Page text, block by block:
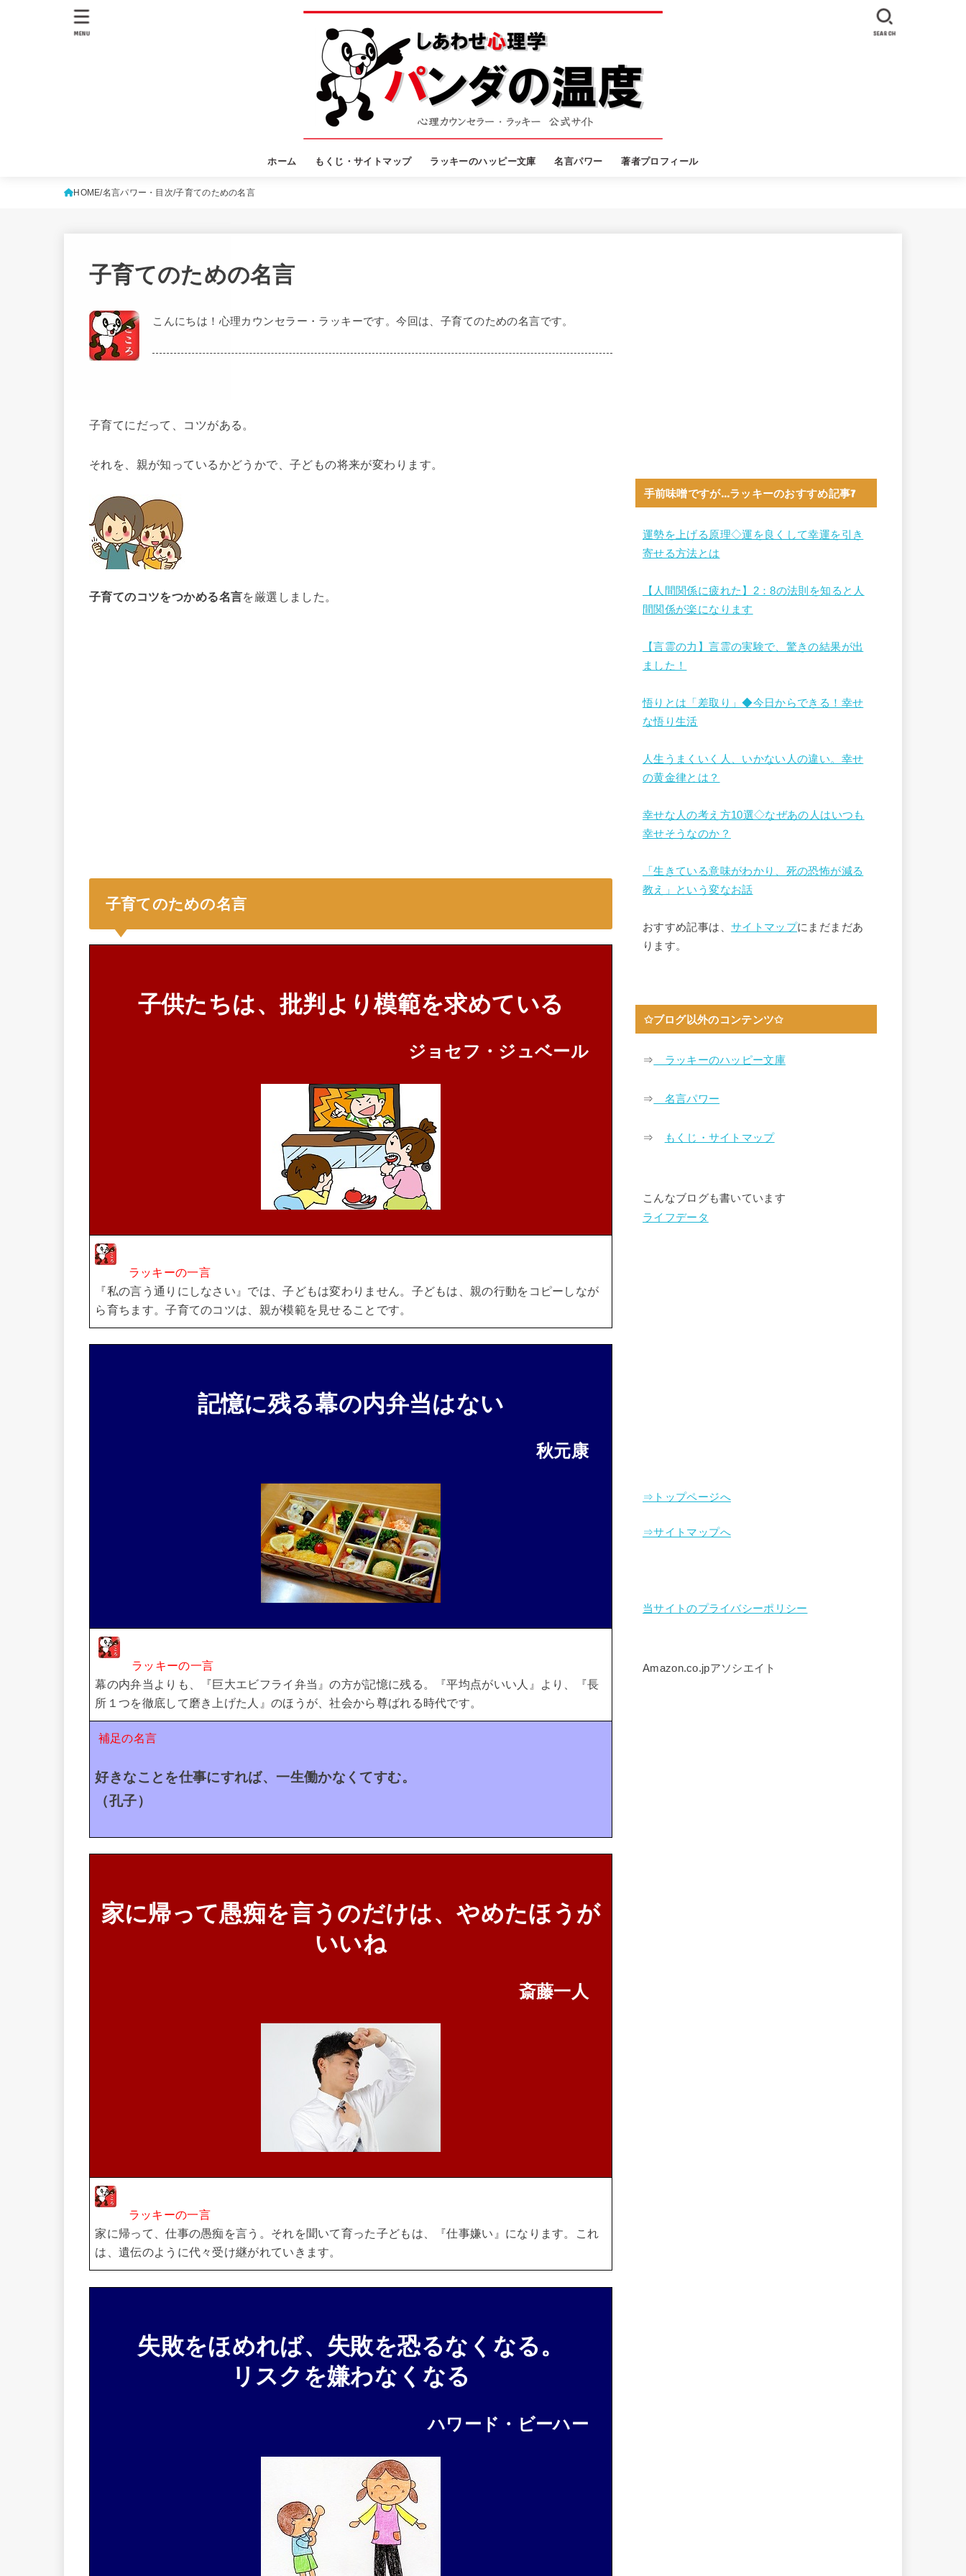
ホーム もくじ・サイトマップ ラッキーのハッピー文庫 名言パワー 著者プロフィール
SEARCH
MENU
HOME 名言パワー・目次 子育てのための名言
子育てのための名言
こんにちは！心理カウンセラー・ラッキーです。今回は、子育てのための名言です。
子育てにだって、コツがある。
それを、親が知っているかどうかで、子どもの将来が変わります。
子育てのコツをつかめる名言を厳選しました。
子育てのための名言
子供たちは、批判より模範を求めている
ジョセフ・ジュベール
ラッキーの一言
『私の言う通りにしなさい』では、子どもは変わりません。 子どもは、親の行動をコピーしなが
ら育ちます。子育てのコツは、親が模範を見せることです。
記憶に残る幕の内弁当はない
秋元康
ラッキーの一言
幕の内弁当よりも、『巨大エビフライ弁当』の方が記憶に残る。
『平均点がいい人』より、『長
所１つを徹底して磨き上げた人』のほうが、社会から尊ばれる時代です。
補足の名言
好きなことを仕事にすれば、一生働かなくてすむ。
（孔子）
家に帰って愚痴を言うのだけは、やめたほうが
いいね
斎藤一人
ラッキーの一言
家に帰って、仕事の愚痴を言う。 それを聞いて育った子どもは、『仕事嫌い』になります。
これ
は、遺伝のように代々受け継がれていきます。
失敗をほめれば、失敗を恐るなくなる。
リスクを嫌わなくなる
ハワード・ビーハー
手前味噌ですが…ラッキーのおすすめ記事7
運勢を上げる原理◇運を良くして幸運を引き
寄せる方法とは
【人間関係に疲れた】2：8の法則を知ると人
間関係が楽になります
【言霊の力】言霊の実験で、驚きの結果が出
ました！
悟りとは「差取り」◆今日からできる！幸せ
な悟り生活
人生うまくいく人、いかない人の違い。幸せ
の黄金律とは？
幸せな人の考え方10選◇なぜあの人はいつも
幸せそうなのか？
「生きている意味がわかり、死の恐怖が減る
教え」という変なお話
おすすめ記事は、 サイトマップにまだまだあ
ります。
✩ブログ以外のコンテンツ✩
⇒ ラッキーのハッピー文庫
⇒ 名言パワー
⇒ もくじ・サイトマップ
こんなブログも書いています
ライフデータ
⇒トップページへ
⇒サイトマップへ
当サイトのプライバシーポリシー
Amazon.co.jpアソシエイト